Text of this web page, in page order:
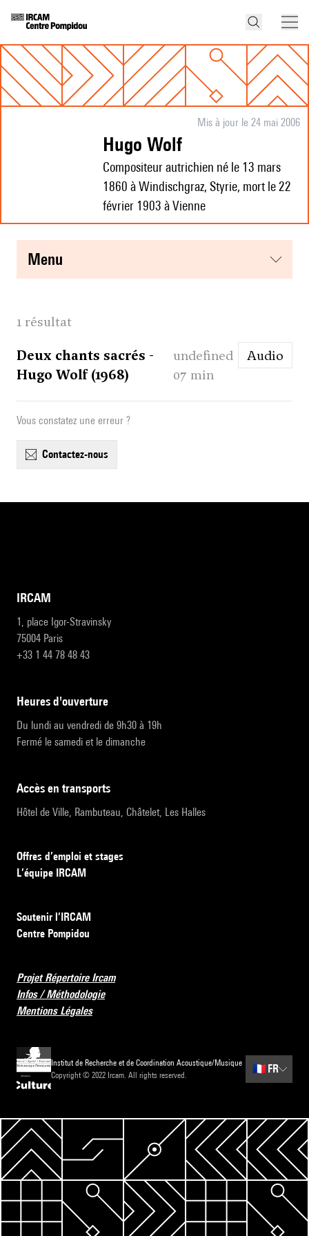
Mis à jour le 24 mai 2006
Hugo Wolf
Compositeur autrichien né le 13 mars
1860 à Windischgraz, Styrie, mort le 22
février 1903 à Vienne
menu
1 résultat
Deux chants sacrés -
Hugo Wolf (1968)
undefined
07 min
Audio
Vous constatez une erreur ?
contactez-nous
IRCAM
1, place Igor-Stravinsky
75004 Paris
+33 1 44 78 48 43
heures d'ouverture
Du lundi au vendredi de 9h30 à 19h
Fermé le samedi et le dimanche
accès en transports
Hôtel de Ville, Rambuteau, Châtelet, Les Halles
Offres d’emploi et stages
L’équipe IRCAM
Soutenir l’IRCAM
Centre Pompidou
Projet Répertoire Ircam
Infos / Méthodologie
Mentions Légales
Institut de Recherche et de Coordination Acoustique/Musique
Copyright © 2022 Ircam. All rights reserved.
🇫🇷 FR